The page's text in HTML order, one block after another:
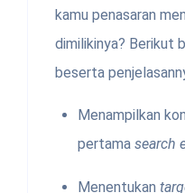
kamu penasaran
dimilikinya? Berikut
beserta
Menampilkan
pertama search
Menentukan